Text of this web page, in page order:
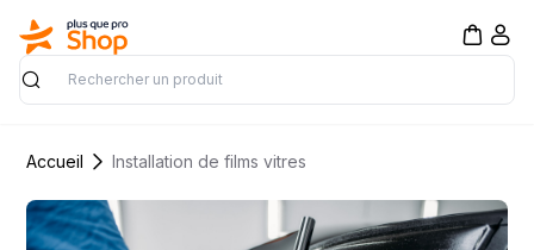
Rechercher
Accueil Installation de films vitres